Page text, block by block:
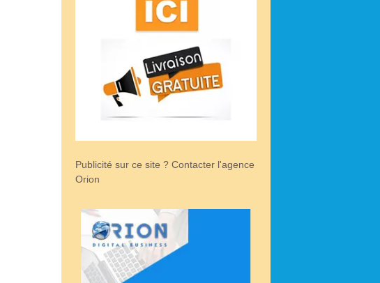
Publicité sur ce site ? Contacter l'agence
Orion